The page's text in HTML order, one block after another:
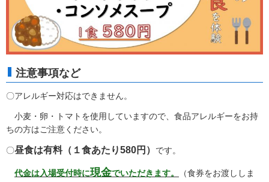
注意事項など
〇アレルギー対応はできません。
小麦・卵・トマトを使用していますので、食品アレルギーをお持
ちの方はご注意ください。
〇昼食は有料（１食あたり580円） です。
代金は入場受付時に現金でいただきます。
（食券をお渡ししま